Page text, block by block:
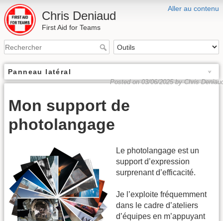
Aller au contenu
Chris Deniaud
First Aid for Teams
Panneau latéral
Posted on 03/06/2025 by Chris
Mon support de
photolangage
Le photolangage est un
support d’expression
surprenant d’efficacité.
Je l’exploite fréquemment
dans le cadre d’ateliers
d’équipes en m’appuyant